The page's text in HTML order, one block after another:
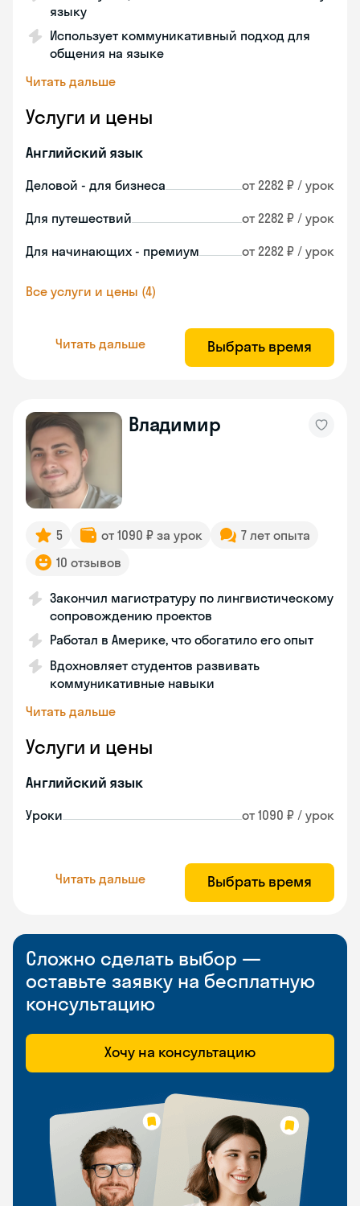
языку
Использует коммуникативный подход для
общения на языке
Читать дальше
Услуги и цены
Английский язык
Деловой - для бизнеса от 2282 ₽ / урок
Для путешествий от 2282 ₽ / урок
Для начинающих - премиум от 2282 ₽ / урок
Все услуги и цены (4)
Читать дальше Выбрать время
Владимир
5 от 1090 ₽ за урок
7 лет опыта
10 отзывов
Закончил магистратуру по лингвистическому
сопровождению проектов
Работал в Америке, что обогатило его опыт
Вдохновляет студентов развивать
коммуникативные навыки
Читать дальше
Услуги и цены
Английский язык
Уроки от 1090 ₽ / урок
Читать дальше Выбрать время
Сложно сделать выбор —
оставьте заявку на бесплатную
консультацию
Хочу на консультацию